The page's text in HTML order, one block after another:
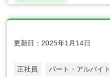
更新日：2025年1月14日
正社員 パート・アルバイト